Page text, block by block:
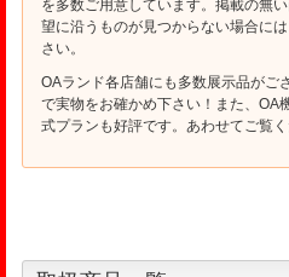
を多数ご用意しています。掲載の無
望に沿うものが見つからない場合には
さい。
OAランド各店舗にも多数展示品がご
で実物をお確かめ下さい！また、OA
式プランも好評です。あわせてご覧く